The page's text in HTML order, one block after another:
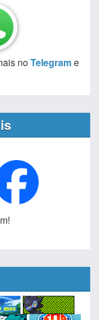
noTelegrame